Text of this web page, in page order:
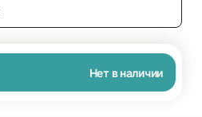
Нет в наличии